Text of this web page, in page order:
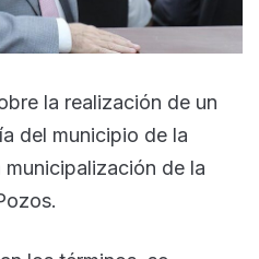
la realización de un
del municipio de la
de la